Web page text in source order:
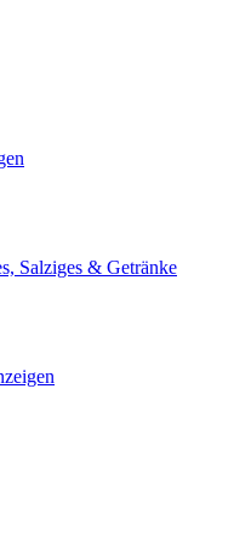
Salziges & Getränke